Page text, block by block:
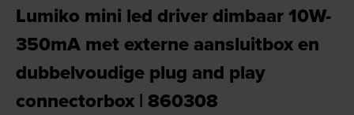
Lumiko mini led driver dimbaar 10W-
350mA met externe aansluitbox en
dubbelvoudige plug and play
connectorbox | 860308